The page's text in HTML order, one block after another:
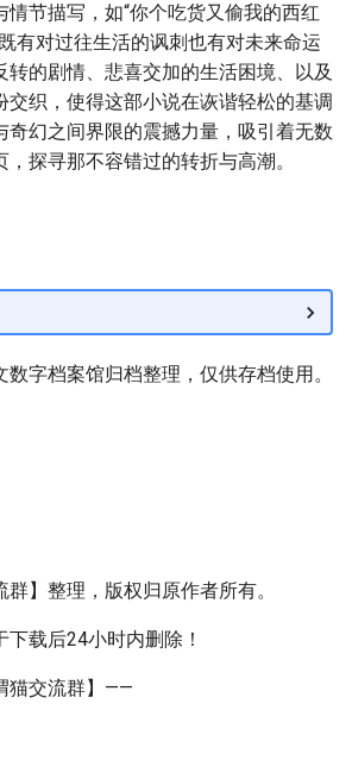
情节描写，如“你个吃货又偷我的西红
有对过往生活的讽刺也有对未来命运
转的剧情、悲喜交加的生活困境、以及
交织，使得这部小说在诙谐轻松的基调
奇幻之间界限的震撼力量，吸引着无数
探寻那不容错过的转折与高潮。
字档案馆归档整理，仅供存档使用。
】整理，版权归原作者所有。
载后24小时内删除！
猫交流群】——